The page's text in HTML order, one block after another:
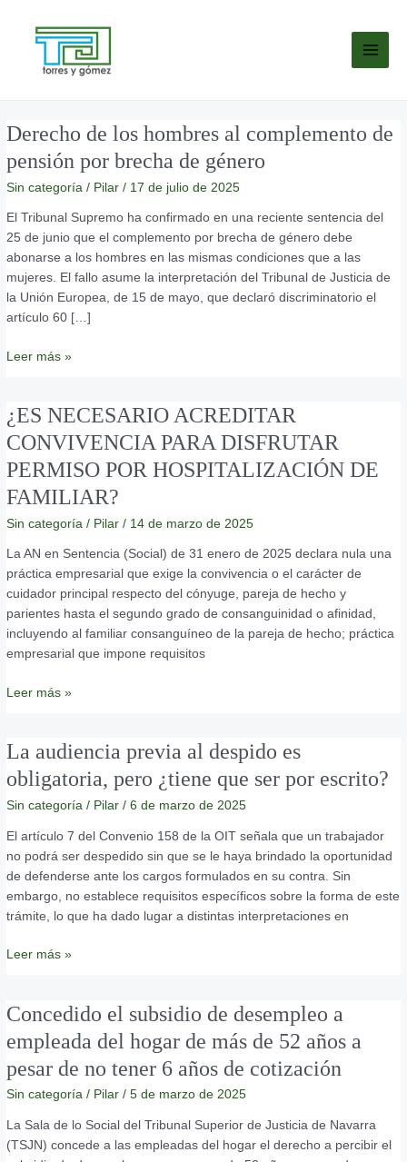
contenido
Derecho de los hombres al complemento de
pensión por brecha de género
Sin categoría / Pilar/ 17 de julio de 2025
El Tribunal Supremo ha confirmado en una reciente sentencia del
25 de junio que el complemento por brecha de género debe
abonarse a los hombres en las mismas condiciones que a las
mujeres. El fallo asume la interpretación del Tribunal de Justicia de
la Unión Europea, de 15 de mayo, que declaró discriminatorio el
artículo 60 […]
Derecho
los
hombres
por
Leer más »
¿ES NECESARIO ACREDITAR
CONVIVENCIA PARA DISFRUTAR
PERMISO POR HOSPITALIZACIÓN DE
FAMILIAR?
Sin categoría / Pilar/ 14 de marzo de 2025
La AN en Sentencia (Social) de 31 enero de 2025 declara nula una
práctica empresarial que exige la convivencia o el carácter de
cuidador principal respecto del cónyuge, pareja de hecho y
parientes hasta el segundo grado de consanguinidad o afinidad,
incluyendo al familiar consanguíneo de la pareja de hecho; práctica
empresarial que impone requisitos
¿ES
NECESARIO
ACREDITAR
CONVIVENCIA
PARA
PERMISO
POR
HOSPITALIZACIÓN
DE
FAMILIAR?
Leer más »
La audiencia previa al despido es
obligatoria, pero ¿tiene que ser por escrito?
Sin categoría / Pilar/6 de marzo de 2025
El artículo 7 del Convenio 158 de la OIT señala que un trabajador
no podrá ser despedido sin que se le haya brindado la oportunidad
de defenderse ante los cargos formulados en su contra. Sin
embargo, no establece requisitos específicos sobre la forma de este
trámite, lo que ha dado lugar a distintas interpretaciones en
La
previa
al
obligatoria,
ser
Leer más »
Concedido el subsidio de desempleo a
empleada del hogar de más de 52 años a
pesar de no tener 6 años de cotización
Sin categoría / Pilar/5 de marzo de 2025
La Sala de lo Social del Tribunal Superior de Justicia de Navarra
(TSJN) concede a las empleadas del hogar el derecho a percibir el
Concedido
subsidio
de
desempleo
empleada
del